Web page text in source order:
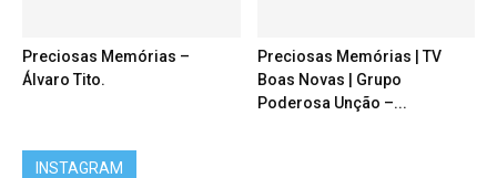
Preciosas Memórias –
Álvaro Tito.
Preciosas Memórias | TV
Boas Novas | Grupo
Poderosa Unção –...
INSTAGRAM